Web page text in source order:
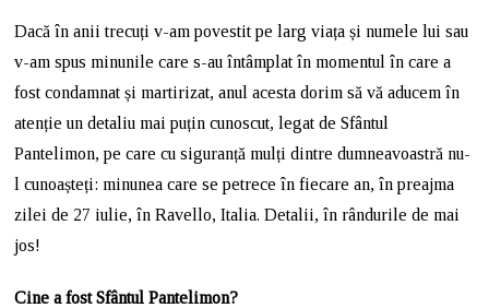
Dacă în anii trecuți v-am povestit pe larg viața și numele lui sau
v-am spus minunile care s-au întâmplat în momentul în care a
fost condamnat și martirizat, anul acesta dorim să vă aducem în
atenție un detaliu mai puțin cunoscut, legat de Sfântul
Pantelimon, pe care cu siguranță mulți dintre dumneavoastră nu-
l cunoașteți: minunea care se petrece în fiecare an, în preajma
zilei de 27 iulie, în Ravello, Italia. Detalii, în rândurile de mai
jos!
Cine a fost Sfântul Pantelimon?